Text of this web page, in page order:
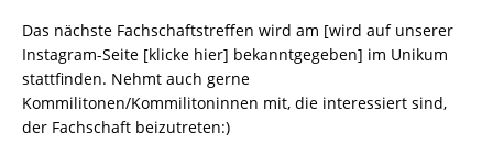
Das nächste Fachschaftstreffen wird am [wird auf unserer
Instagram-Seite [klicke hier] bekanntgegeben] im Unikum
stattfinden. Nehmt auch gerne
Kommilitonen/Kommilitoninnen mit, die interessiert sind,
der Fachschaft beizutreten:)